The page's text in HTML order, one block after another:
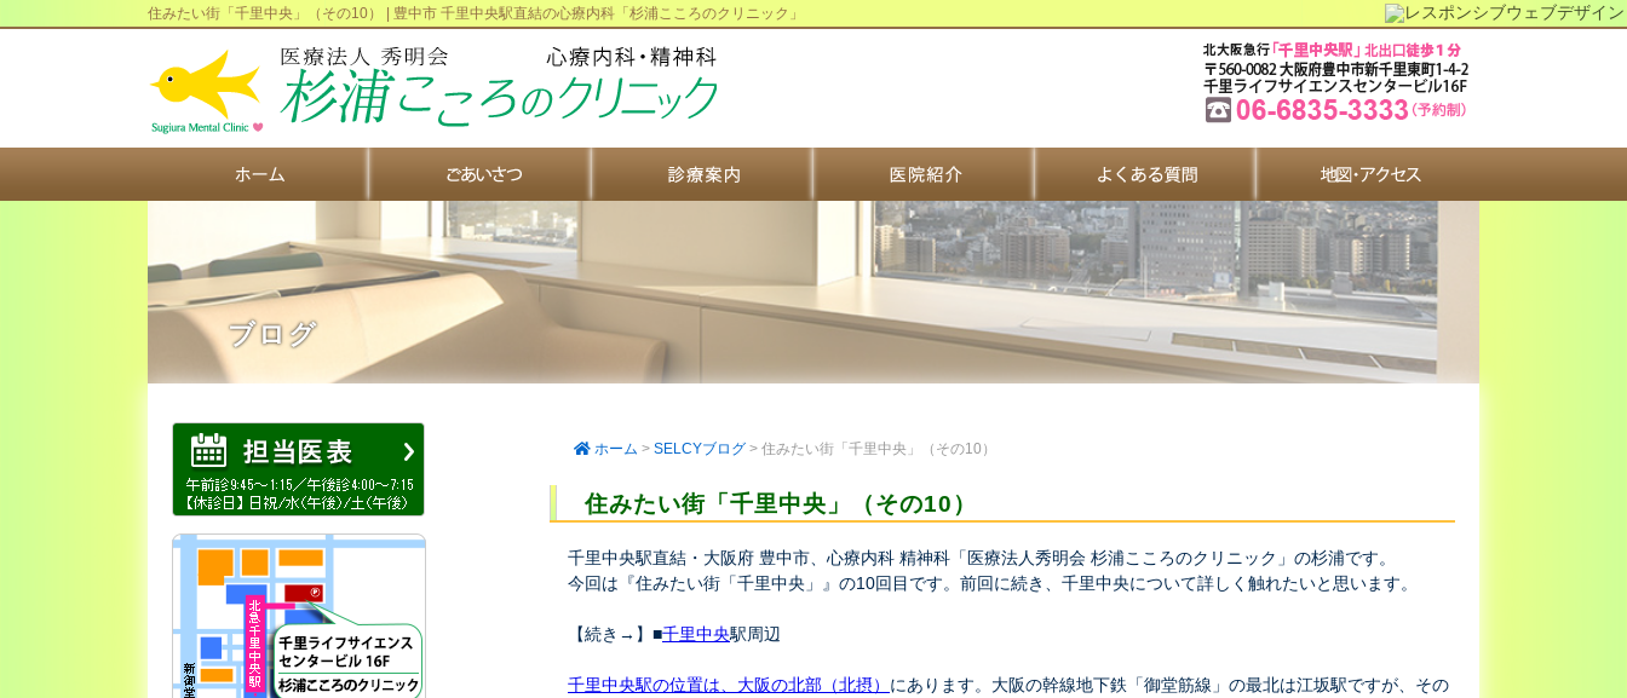
住みたい街「千里中央」（その10） | 豊中市 千里中央駅直結の心療内科「杉浦こころのクリニック」
ブログ
ホーム > SELCYブログ > 住みたい街「千里中央」（その10）
住みたい街「千里中央」（その10）
千里中央駅直結・大阪府 豊中市、心療内科 精神科「医療法人秀明会 杉浦こころのクリニック」の杉浦です。
今回は『住みたい街「千里中央」』の10回目です。前回に続き、千里中央について詳しく触れたいと思います。
【続き→】■千里中央駅周辺
千里中央駅の位置は、大阪の北部（北摂） にあります。大阪の幹線地下鉄「御堂筋線」の最北は江坂駅ですが、その